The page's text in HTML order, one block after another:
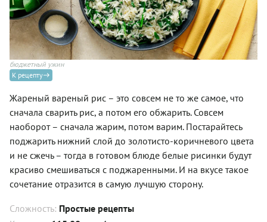
бюджетный ужин
К рецепту
Жареный вареный рис – это совсем не то же самое, что
сначала сварить рис, а потом его обжарить. Совсем
наоборот – сначала жарим, потом варим. Постарайтесь
поджарить нижний слой до золотисто-коричневого цвета
и не сжечь – тогда в готовом блюде белые рисинки будут
красиво смешиваться с поджаренными. И на вкусе такое
сочетание отразится в самую лучшую сторону.
Сложность: Простые рецепты